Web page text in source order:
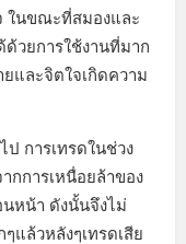
ในขณะที่สมองและ
ด้วยการใช้งานที่มาก
และจิตใจเกิดความ
ป การเทรดในช่วง
กการเหนื่อยล้าของ
หน้า ดังนั้นจึงไม่
แล้วหลังๆเทรดเสีย